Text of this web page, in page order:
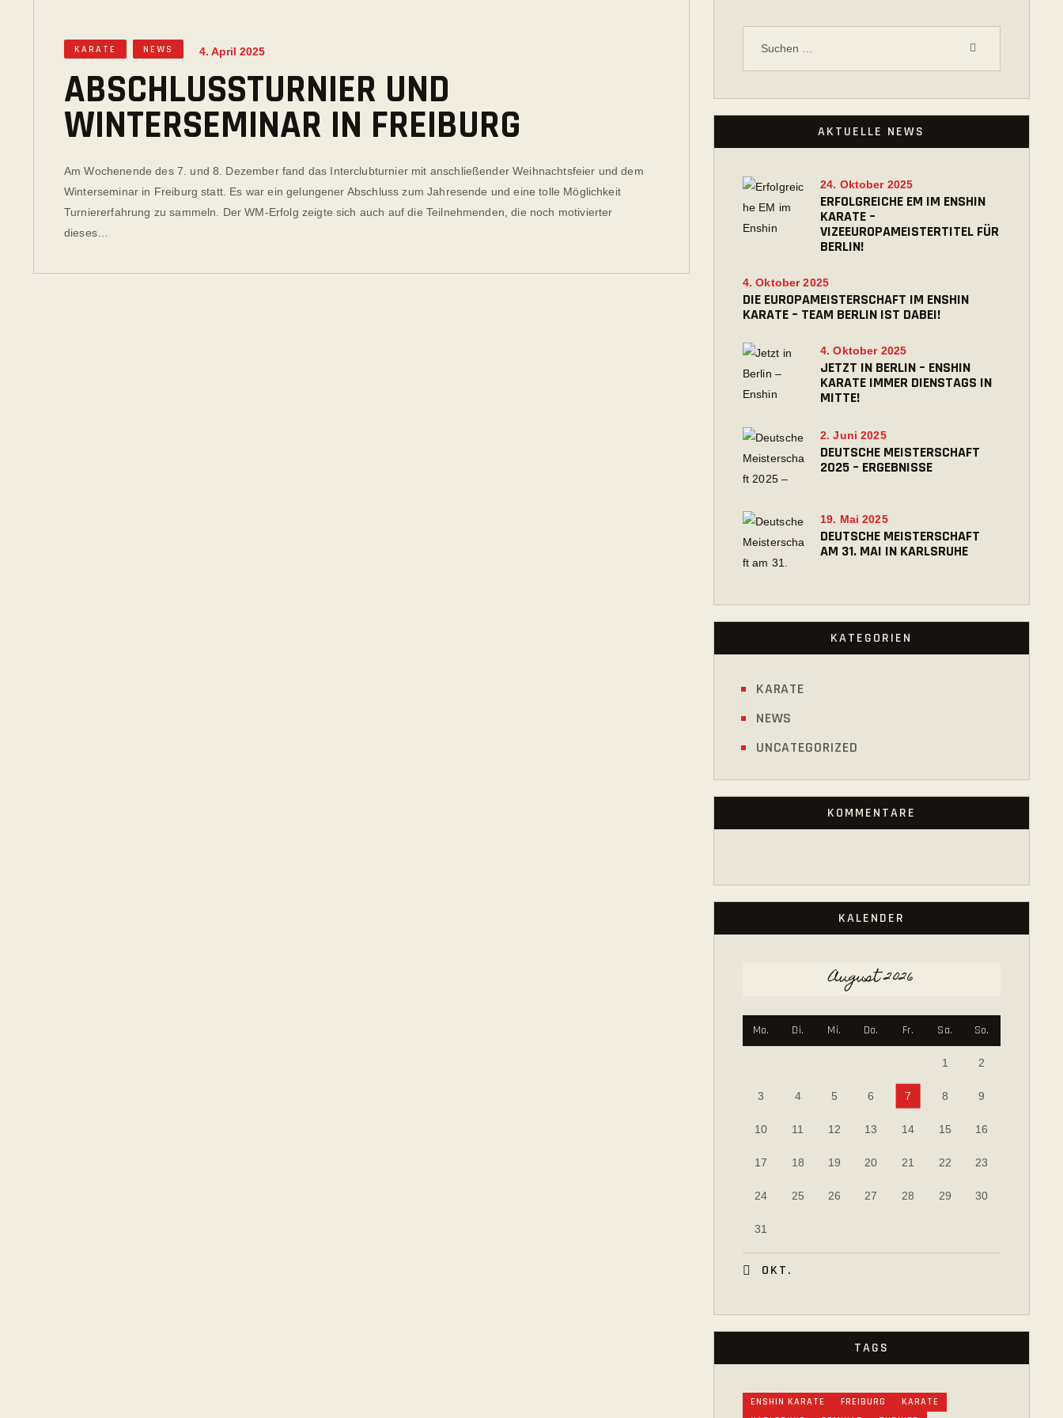
KARATE NEWS 4. April 2025
ABSCHLUSSTURNIER UND
WINTERSEMINAR IN FREIBURG
Am Wochenende des 7. und 8. Dezember fand das Interclubturnier mit anschließender Weihnachtsfeier und dem
Winterseminar in Freiburg statt. Es war ein gelungener Abschluss zum Jahresende und eine tolle Möglichkeit
Turniererfahrung zu sammeln. Der WM-Erfolg zeigte sich auch auf die Teilnehmenden, die noch motivierter
dieses…
AKTUELLE NEWS
ERFOLGREICHE EM IM ENSHIN
KARATE –
VIZEEUROPAMEISTERTITEL FÜR
BERLIN!
24. Oktober 2025
DIE EUROPAMEISTERSCHAFT IM ENSHIN
KARATE – TEAM BERLIN IST DABEI!
4. Oktober 2025
JETZT IN BERLIN – ENSHIN
KARATE IMMER DIENSTAGS IN
MITTE!
4. Oktober 2025
DEUTSCHE MEISTERSCHAFT
2025 – ERGEBNISSE
2. Juni 2025
DEUTSCHE MEISTERSCHAFT
AM 31. MAI IN KARLSRUHE
19. Mai 2025
KATEGORIEN
KARATE
NEWS
UNCATEGORIZED
KOMMENTARE
KALENDER
August 2026
Mo. Di. Mi. Do. Fr. Sa. So.
1 2
3 4 5 6 7 8 9
10 11 12 13 14 15 16
17 18 19 20 21 22 23
24 25 26 27 28 29 30
31
« OKT.
TAGS
ENSHIN KARATE FREIBURG
KARATE